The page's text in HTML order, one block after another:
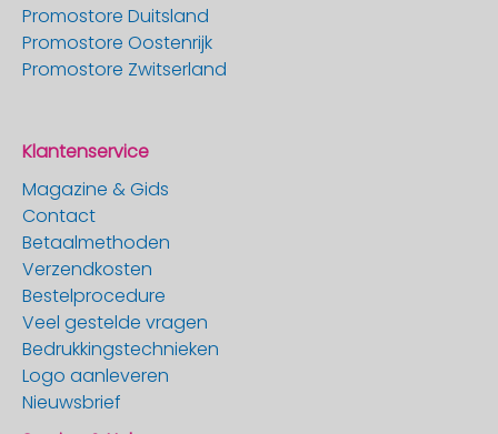
Promostore Duitsland
Promostore Oostenrijk
Promostore Zwitserland
Klantenservice
Magazine & Gids
Contact
Betaalmethoden
Verzendkosten
Bestelprocedure
Veel gestelde vragen
Bedrukkingstechnieken
Logo aanleveren
Nieuwsbrief